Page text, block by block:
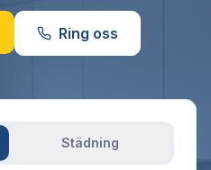
Ring oss
Städning